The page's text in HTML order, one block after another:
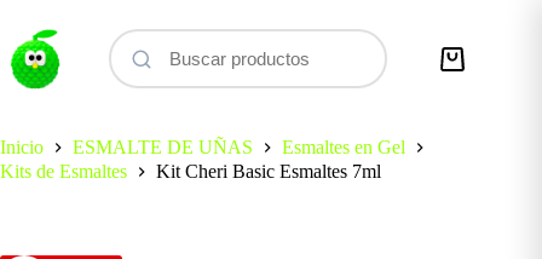
contenido
Carro
Inicio
ESMALTE DE UÑAS
Esmaltes en Gel
Kits de Esmaltes
Kit Cheri Basic Esmaltes 7ml